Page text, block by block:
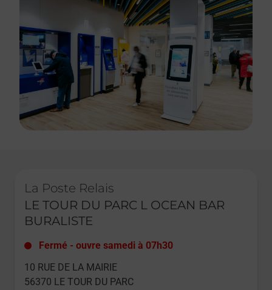
La Poste Relais
LE TOUR DU PARC L OCEAN BAR
BURALISTE
Fermé - ouvre samedi à 07h30
10 RUE DE LA MAIRIE
56370 LE TOUR DU PARC